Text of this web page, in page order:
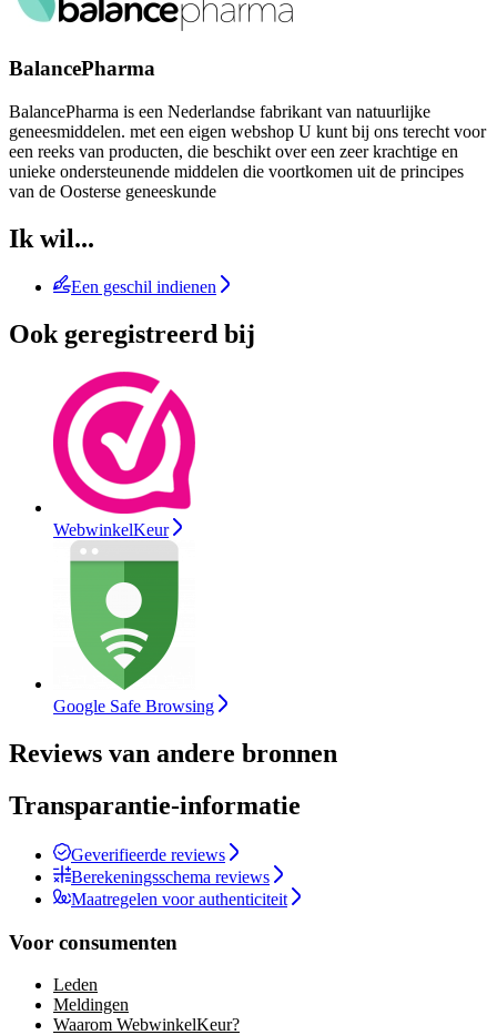
BalancePharma
BalancePharma is een Nederlandse fabrikant van natuurlijke
geneesmiddelen. met een eigen webshop U kunt bij ons terecht voor
een reeks van producten, die beschikt over een zeer krachtige en
unieke ondersteunende middelen die voortkomen uit de principes
van de Oosterse geneeskunde
Ik wil...
Een geschil indienen
Ook geregistreerd bij
WebwinkelKeur
Google Safe Browsing
Reviews van andere bronnen
Transparantie-informatie
Geverifieerde reviews
Berekeningsschema reviews
Maatregelen voor authenticiteit
Voor consumenten
Leden
Meldingen
Waarom WebwinkelKeur?